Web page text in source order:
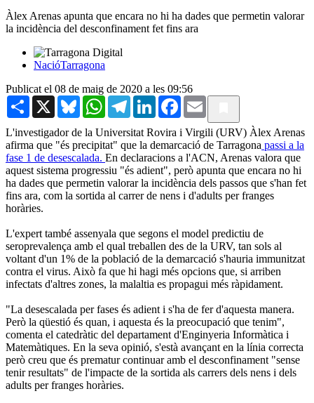
Àlex Arenas apunta que encara no hi ha dades que permetin valorar
la incidència del desconfinament fet fins ara
NacióTarragona
Publicat el 08 de maig de 2020 a les 09:56
Share X BlueskyWhatsAppTelegramLinkedInFacebook
Email
L'investigador de la Universitat Rovira i Virgili (URV) Àlex Arenas
afirma que "és precipitat" que la demarcació de Tarragona passi a la
fase 1 de desescalada. En declaracions a l'ACN, Arenas valora que
aquest sistema progressiu "és adient", però apunta que encara no hi
ha dades que permetin valorar la incidència dels passos que s'han fet
fins ara, com la sortida al carrer de nens i d'adults per franges
horàries.
L'expert també assenyala que segons el model predictiu de
seroprevalença amb el qual treballen des de la URV, tan sols al
voltant d'un 1% de la població de la demarcació s'hauria immunitzat
contra el virus. Això fa que hi hagi més opcions que, si arriben
infectats d'altres zones, la malaltia es propagui més ràpidament.
"La desescalada per fases és adient i s'ha de fer d'aquesta manera.
Però la qüestió és quan, i aquesta és la preocupació que tenim",
comenta el catedràtic del departament d'Enginyeria Informàtica i
Matemàtiques. En la seva opinió, s'està avançant en la línia correcta
però creu que és prematur continuar amb el desconfinament "sense
tenir resultats" de l'impacte de la sortida als carrers dels nens i dels
adults per franges horàries.